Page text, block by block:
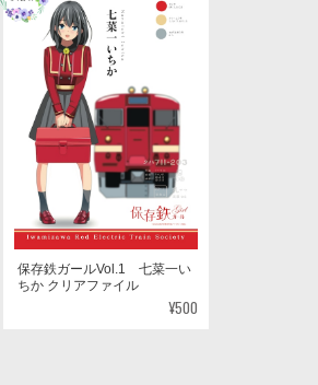
保存鉄ガールVol.1 七菜一い
ちか クリアファイル
¥500